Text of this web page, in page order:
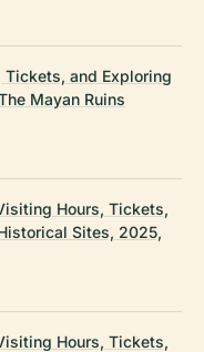
and Exploring
Mayan Ruins
Hours, Tickets,
Sites, 2025,
Hours, Tickets,